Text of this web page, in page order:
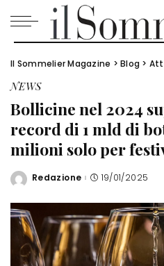
Il Sommelier Magazine >Blog >
NEWS
Bollicine nel 2024
record di 1 mld di
milioni solo per
Posted
Redazione 19/01/2025